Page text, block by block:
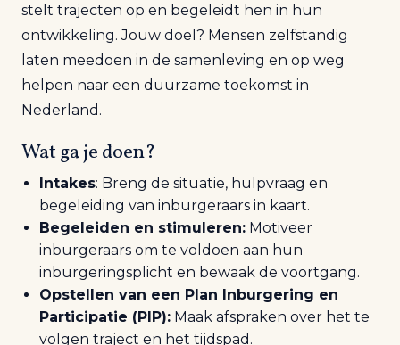
stelt trajecten op en begeleidt hen in hun
ontwikkeling. Jouw doel? Mensen zelfstandig
laten meedoen in de samenleving en op weg
helpen naar een duurzame toekomst in
Nederland.
Wat ga je doen?
Intakes: Breng de situatie, hulpvraag en
begeleiding van inburgeraars in kaart.
Begeleiden en stimuleren: Motiveer
inburgeraars om te voldoen aan hun
inburgeringsplicht en bewaak de voortgang.
Opstellen van een Plan Inburgering en
Participatie (PIP): Maak afspraken over het te
volgen traject en het tijdspad.